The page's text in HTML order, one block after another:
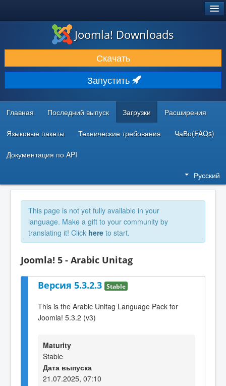
ЗАГРУЗКИ И РАСШИРЕНИЯ
ДОКУМЕНТАЦИЯ И ОБУЧЕНИЕ
СООБЩЕСТВО И ПОДДЕРЖКА
РЕСУРСЫ ДЛЯ РАЗРАБОТЧИКОВ
Joomla! Downloads
Скачать
Запустить
Главная Последний выпуск Загрузки Расширения
Языковые пакеты Технические требования ЧаВо(FAQs)
Документация по API
Русский
This page is not yet fully available in your
language. Make a gift to your community by
translating it! Click here to start.
Joomla! 5 - Arabic Unitag
Версия 5.3.2.3 Stable
This is the Arabic Unitag Language Pack for
Joomla! 5.3.2 (v3)
Maturity
Stable
Дата выпуска
21.07.2025, 07:10